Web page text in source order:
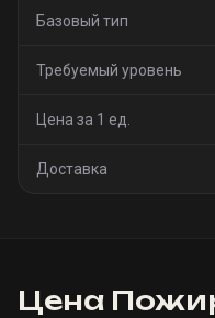
Базовый тип
Требуемый уровень
Цена за 1 ед.
Доставка
Цена